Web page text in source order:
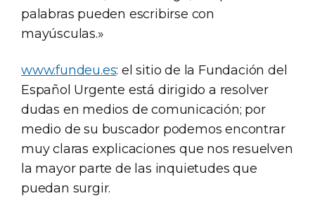
palabras pueden escribirse con
mayúsculas.»
www.fundeu.es: el sitio de la Fundación del
Español Urgente está dirigido a resolver
dudas en medios de comunicación; por
medio de su buscador podemos encontrar
muy claras explicaciones que nos resuelven
la mayor parte de las inquietudes que
puedan surgir.